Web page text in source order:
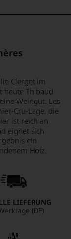
Clerget im
heute Thibaud
Weingut. Les
Cru-Lage, die
ist reich an
eignet sich
ein
Holz.
LIEFERUNG
(DE)